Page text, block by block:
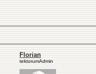
Florian
tektorumAdmin